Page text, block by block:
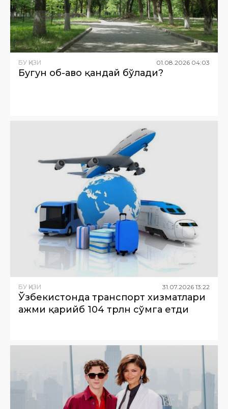
БУ ҚИЗИҚ 01 08 2026 04:03
Бугун об-ҳаво қандай бўлади?
БУ ҚИЗИҚ 31 07 2026 13:22
Ўзбекистонда транспорт хизматлари
ҳажми қарийб 104 трлн сўмга етди